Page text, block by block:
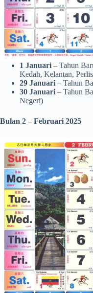
1 Januari – Tahun
Kedah, Kelantan,
29 Januari – Tahun
30 Januari – Tahun
Negeri)
Bulan 2 – Februari 2025